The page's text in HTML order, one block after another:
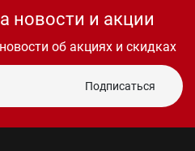
новости и акции
об акциях и скидках
Подписаться